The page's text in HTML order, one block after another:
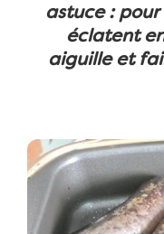
astuce :
éclatent
aiguille et